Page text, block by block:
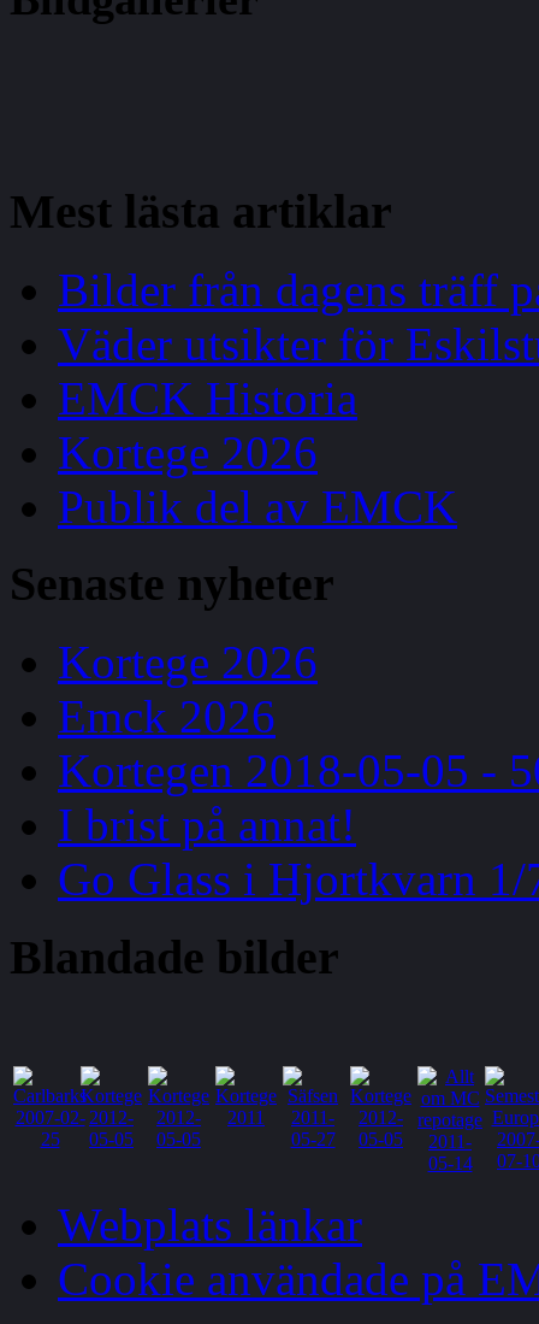
Mest lästa artiklar
Bilder från dagens träff
Väder utsikter för
EMCK Historia
Kortege 2026
Publik del av EMCK
Senaste nyheter
Kortege 2026
Emck 2026
Kortegen 2018-05-05 -
I brist på annat!
Go Glass i Hjortkvarn 1/
Blandade bilder
Webplats länkar
Cookie användade på